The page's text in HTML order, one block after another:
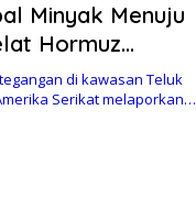
Minyak Menuju
Hormuz
di kawasan Teluk
Serikat melaporkan…